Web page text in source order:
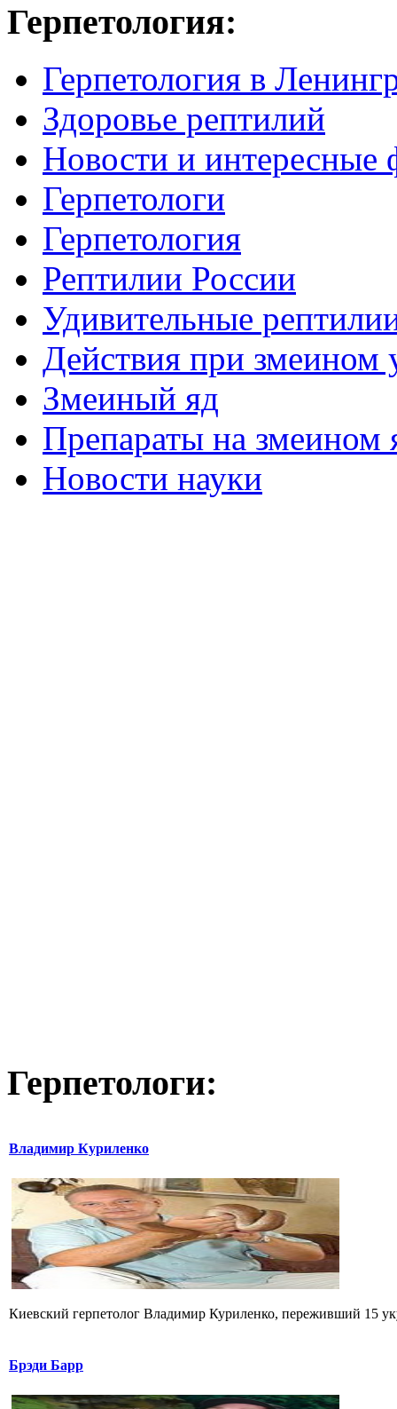
Герпетология:
Герпетология в
Здоровье рептилий
Новости и интересные
Герпетологи
Герпетология
Рептилии России
Удивительные
Действия при змеином
Змеиный яд
Препараты на змеином
Новости науки
Герпетологи:
Владимир Куриленко
Киевский герпетолог Владимир Куриленко, переживший 15
Брэди Барр